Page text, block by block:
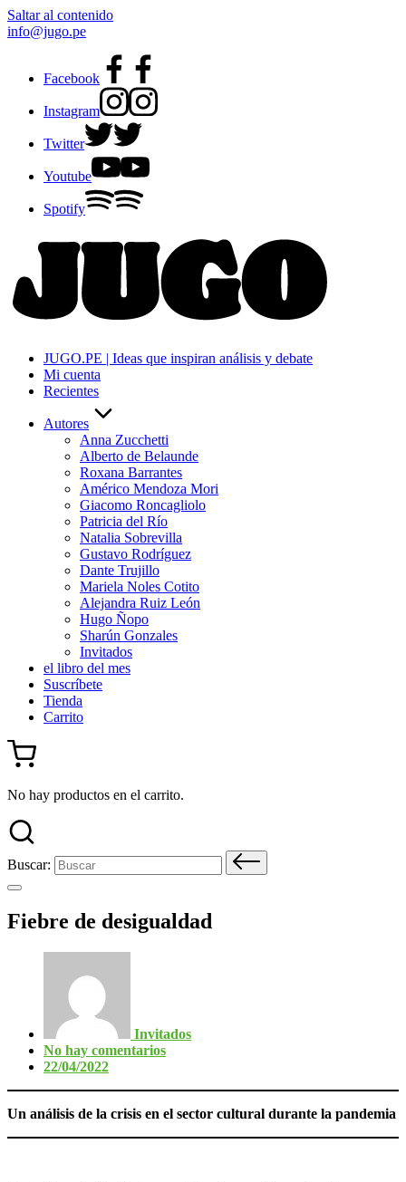
Saltar al contenido
info@jugo.pe
Facebook
Instagram
Twitter
Youtube
Spotify
JUGO.PE | Ideas que inspiran análisis y debate
Mi cuenta
Recientes
Autores
Anna Zucchetti
Alberto de Belaunde
Roxana Barrantes
Américo Mendoza Mori
Giacomo Roncagliolo
Patricia del Río
Natalia Sobrevilla
Gustavo Rodríguez
Dante Trujillo
Mariela Noles Cotito
Alejandra Ruiz León
Hugo Ñopo
Sharún Gonzales
Invitados
el libro del mes
Suscríbete
Tienda
Carrito
No hay productos en el carrito.
Buscar:
Fiebre de desigualdad
Invitados
No hay comentarios
22/04/2022
Un análisis de la crisis en el sector cultural durante la pandemia